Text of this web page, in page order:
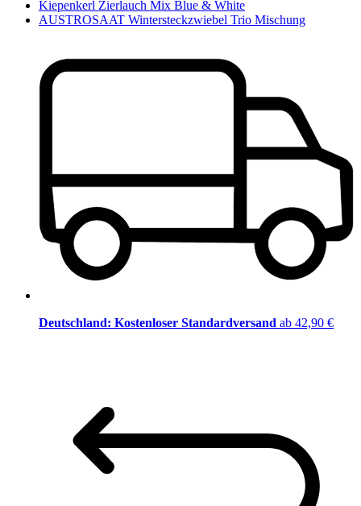
Kiepenkerl Zierlauch Mix Blue & White
AUSTROSAAT Wintersteckzwiebel Trio Mischung
Deutschland: Kostenloser Standardversand ab 42,90 €